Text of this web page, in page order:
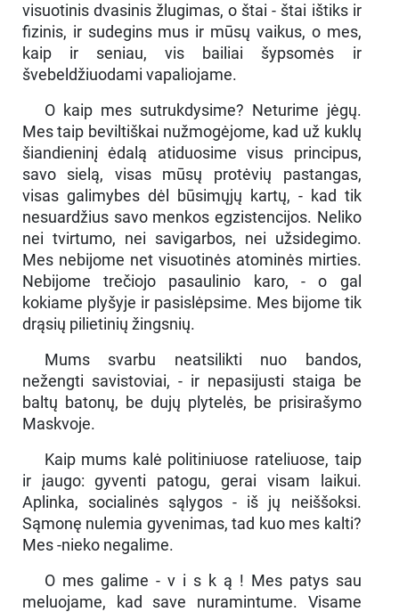
visuotinis dvasinis žlugimas, o štai - štai ištiks ir
fizinis, ir sudegins mus ir mūsų vaikus, o mes,
kaip ir seniau, vis bailiai šypsomės ir
švebeldžiuodami vapaliojame.
O kaip mes sutrukdysime? Neturime jėgų.
Mes taip beviltiškai nužmogėjome, kad už kuklų
šiandieninį ėdalą atiduosime visus principus,
savo sielą, visas mūsų protėvių pastangas,
visas galimybes dėl būsimųjų kartų, - kad tik
nesuardžius savo menkos egzistencijos. Neliko
nei tvirtumo, nei savigarbos, nei užsidegimo.
Mes nebijome net visuotinės atominės mirties.
Nebijome trečiojo pasaulinio karo, - o gal
kokiame plyšyje ir pasislėpsime. Mes bijome tik
drąsių pilietinių žingsnių.
Mums svarbu neatsilikti nuo bandos,
nežengti savistoviai, - ir nepasijusti staiga be
baltų batonų, be dujų plytelės, be prisirašymo
Maskvoje.
Kaip mums kalė politiniuose rateliuose, taip
ir įaugo: gyventi patogu, gerai visam laikui.
Aplinka, socialinės sąlygos - iš jų neiššoksi.
Sąmonę nulemia gyvenimas, tad kuo mes kalti?
Mes -nieko negalime.
O mes galime - v i s k ą ! Mes patys sau
meluojame, kad save nuramintume. Visame